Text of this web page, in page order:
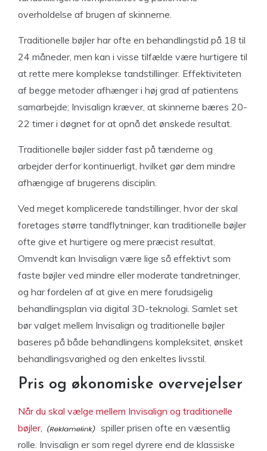
overholdelse af brugen af skinnerne.
Traditionelle bøjler har ofte en behandlingstid på 18 til
24 måneder, men kan i visse tilfælde være hurtigere til
at rette mere komplekse tandstillinger. Effektiviteten
af begge metoder afhænger i høj grad af patientens
samarbejde; Invisalign kræver, at skinnerne bæres 20-
22 timer i døgnet for at opnå det ønskede resultat.
Traditionelle bøjler sidder fast på tænderne og
arbejder derfor kontinuerligt, hvilket gør dem mindre
afhængige af brugerens disciplin.
Ved meget komplicerede tandstillinger, hvor der skal
foretages større tandflytninger, kan traditionelle bøjler
ofte give et hurtigere og mere præcist resultat.
Omvendt kan Invisalign være lige så effektivt som
faste bøjler ved mindre eller moderate tandretninger,
og har fordelen af at give en mere forudsigelig
behandlingsplan via digital 3D-teknologi. Samlet set
bør valget mellem Invisalign og traditionelle bøjler
baseres på både behandlingens kompleksitet, ønsket
behandlingsvarighed og den enkeltes livsstil.
Pris og økonomiske overvejelser
Når du skal vælge mellem Invisalign og traditionelle
bøjler,
spiller prisen ofte en væsentlig
rolle. Invisalign er som regel dyrere end de klassiske